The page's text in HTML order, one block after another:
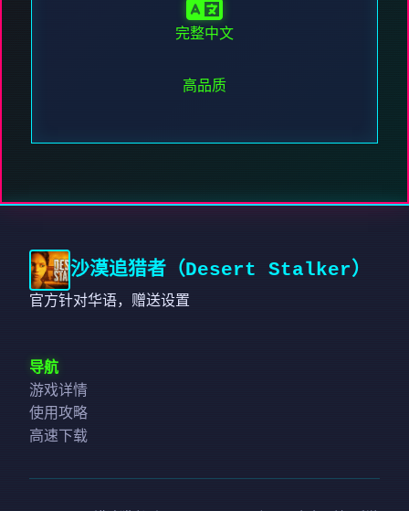
完整中文
高品质
沙漠追猎者（Desert Stalker）
官方针对华语，赠送设置
导航
游戏详情
使用攻略
高速下载